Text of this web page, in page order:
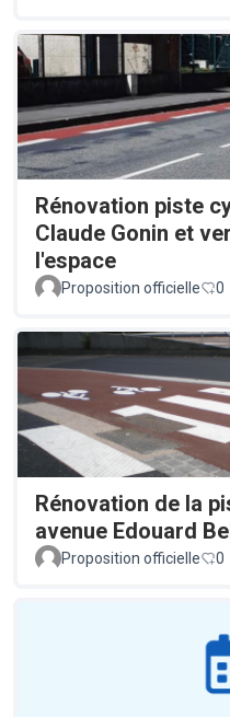
Rénovation piste
Claude Gonin et
l'espace
Proposition officielle 0
Rénovation de la
avenue Edouard
Proposition officielle 0